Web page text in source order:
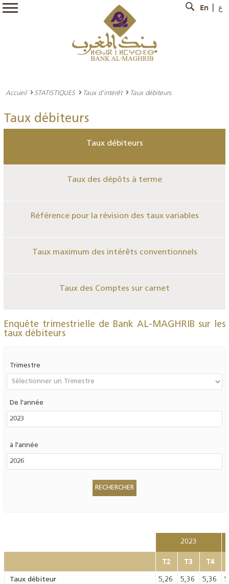
En ع
Accueil STATISTIQUES Taux d'intérêt Taux débiteurs
Taux débiteurs
Taux débiteurs
Taux des dépôts à terme
Référence pour la révision des taux variables
Taux maximum des intérêts conventionnels
Taux des Comptes sur carnet
Enquête trimestrielle de Bank AL-MAGHRIB sur les
taux débiteurs
Trimestre
De l'année
à l'année
2023
T2 T3 T4
Taux débiteur 5,26 5,36 5,36